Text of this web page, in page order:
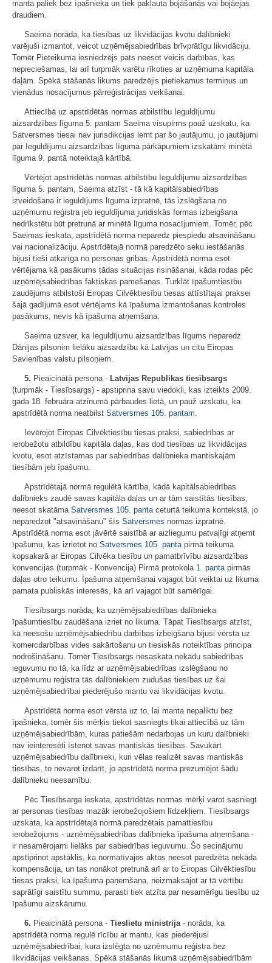
manta paliek bez īpašnieka un tiek pakļauta bojāšanās vai bojāejas
draudiem.
Saeima norāda, ka tiesības uz likvidācijas kvotu dalībnieki
varējuši izmantot, veicot uzņēmējsabiedrības brīvprātīgu likvidāciju.
Tomēr Pieteikuma iesniedzējs pats neesot veicis darbības, kas
nepieciešamas, lai arī turpmāk varētu rīkoties ar uzņēmuma kapitāla
daļām. Spēkā stāšanās likums paredzējis pietiekamus termiņus un
vienādus nosacījumus pārreģistrācijas veikšanai.
Attiecībā uz apstrīdētās normas atbilstību Ieguldījumu
aizsardzības līguma 5. pantam Saeima visupirms pauž uzskatu, ka
Satversmes tiesai nav jurisdikcijas lemt par šo jautājumu, jo jautājumi
par Ieguldījumu aizsardzības līguma pārkāpumiem izskatāmi minētā
līguma 9. pantā noteiktajā kārtībā.
Vērtējot apstrīdētās normas atbilstību Ieguldījumu aizsardzības
līguma 5. pantam, Saeima atzīst - tā kā kapitālsabiedrības
izveidošana ir ieguldījums līguma izpratnē, tās izslēgšana no
uzņēmumu reģistra jeb ieguldījuma juridiskās formas izbeigšana
nedrīkstētu būt pretrunā ar minētā līguma nosacījumiem. Tomēr, pēc
Saeimas ieskata, apstrīdētā norma neparedz piespiedu atsavināšanu
vai nacionalizāciju. Apstrīdētajā normā paredzēto seku iestāšanās
bijusi tieši atkarīga no personas gribas. Apstrīdētā norma esot
vērtējama kā pasākums tādas situācijas risināšanai, kāda rodas pēc
uzņēmējsabiedrības faktiskas pamešanas. Turklāt īpašumtiesību
zaudējums atbilstoši Eiropas Cilvēktiesību tiesas attīstītajai praksei
šajā gadījumā esot vērtējams kā īpašuma izmantošanas kontroles
pasākums, nevis kā īpašuma atņemšana.
Saeima uzsver, ka Ieguldījumu aizsardzības līgums neparedz
Dānijas pilsonim lielāku aizsardzību kā Latvijas un citu Eiropas
Savienības valstu pilsoņiem.
5. Pieaicinātā persona - Latvijas Republikas tiesībsargs
(turpmāk - Tiesībsargs) - apstiprina savu viedokli, kas izteikts 2009.
gada 18. februāra atzinumā pārbaudes lietā, un pauž uzskatu, ka
apstrīdētā norma neatbilst Satversmes 105. pantam
Ievērojot Eiropas Cilvēktiesību tiesas praksi, sabiedrības ar
ierobežotu atbildību kapitāla daļas, kas dod tiesības uz likvidācijas
kvotu, esot atzīstamas par sabiedrības dalībnieka mantiskajām
tiesībām jeb īpašumu.
Apstrīdētajā normā regulētā kārtība, kādā kapitālsabiedrības
dalībnieks zaudē savas kapitāla daļas un ar tām saistītās tiesības,
neesot skatāma Satversmes 105. panta ceturtā teikuma kontekstā, jo
neparedzot "atsavināšanu" šīs Satversmes normas izpratnē.
Apstrīdētā norma esot jāvērtē saistībā ar aizliegumu patvaļīgi atņemt
īpašumu, kas izrietot no Satversmes 105. panta pirmā teikuma
kopsakarā ar Eiropas Cilvēka tiesību un pamatbrīvību aizsardzības
konvencijas (turpmāk - Konvencija) Pirmā protokola 1. panta pirmās
daļas otro teikumu. Īpašuma atņemšanai vajagot būt veiktai uz likuma
pamata publiskās interesēs, kā arī vajagot būt samērīgai.
Tiesībsargs norāda, ka uzņēmējsabiedrības dalībnieka
īpašumtiesību zaudēšana izriet no likuma. Tāpat Tiesībsargs atzīst,
ka neesošu uzņēmējsabiedrību darbības izbeigšana bijusi vērsta uz
komercdarbības vides sakārtošanu un tiesiskās noteiktības principa
nodrošināšanu. Tomēr Tiesībsargs nesaskata nekādu sabiedrības
ieguvumu no tā, ka līdz ar uzņēmējsabiedrības izslēgšanu no
uzņēmumu reģistra tās dalībniekiem zudušas tiesības uz šai
uzņēmējsabiedrībai piederējušo mantu vai likvidācijas kvotu.
Apstrīdētā norma esot vērsta uz to, lai manta nepaliktu bez
īpašnieka, tomēr šis mērķis tiekot sasniegts tikai attiecībā uz tām
uzņēmējsabiedrībām, kuras patiešām nedarbojas un kuru dalībnieki
nav ieinteresēti īstenot savas mantiskās tiesības. Savukārt
uzņēmējsabiedrību dalībnieki, kuri vēlas realizēt savas mantiskās
tiesības, to nevarot izdarīt, jo apstrīdētā norma prezumējot šādu
dalībnieku neesamību.
Pēc Tiesībsarga ieskata, apstrīdētās normas mērķi varot sasniegt
ar personas tiesības mazāk ierobežojošiem līdzekļiem. Tiesībsargs
uzskata, ka apstrīdētajā normā paredzētais pamattiesību
ierobežojums - uzņēmējsabiedrības dalībnieka īpašuma atņemšana -
ir nesamērojami lielāks par sabiedrības ieguvumu. Šo secinājumu
apstiprinot apstāklis, ka normatīvajos aktos neesot paredzēta nekāda
kompensācija, un tas nonākot pretrunā arī ar to Eiropas Cilvēktiesību
tiesas praksi, ka īpašuma paņemšana, neizmaksājot ar tā vērtību
saprātīgi saistītu summu, parasti tiek atzīta par nesamērīgu tiesību uz
īpašumu aizskārumu.
6. Pieaicinātā persona - Tieslietu ministrija - norāda, ka
apstrīdētā norma regulē rīcību ar mantu, kas piederējusi
uzņēmējsabiedrībai, kura izslēgta no uzņēmumu reģistra bez
likvidācijas veikšanas. Spēkā stāšanās likumā uzņēmējsabiedrībām